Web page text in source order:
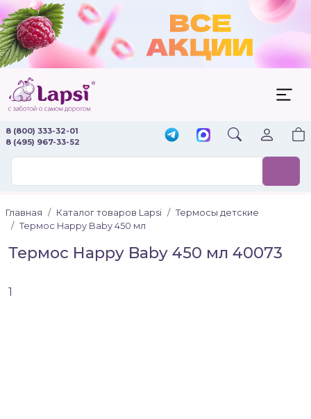
8 (800) 333-32-01
8 (495) 967-33-52
Главная Каталог товаров Lapsi
Термосы детские
Термос Happy Baby 450 мл
Термос Happy Baby 450 мл 40073
1